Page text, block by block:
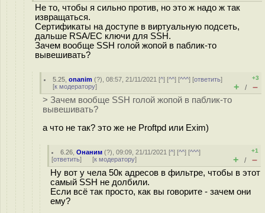
Не то, чтобы я сильно против, но это ж надо ж так
извращаться.
Сертификаты на доступе в виртуальную подсеть,
дальше RSA/EC ключи для SSH.
Зачем вообще SSH голой жопой в паблик-то
вывешивать?
5.25 ,onanim (?), 08:57, 21/11/2021 [^] [^^] [^^^] [ответить]
[к модератору]
+3
+ / –
> Зачем вообще SSH голой жопой в паблик-то
вывешивать?
а что не так? это же не Proftpd или Exim)
6.26 ,Онаним (?), 09:09, 21/11/2021 [^] [^^] [^^^]
[ответить] [к модератору]
+1
+ / –
Ну вот у чела 50к адресов в фильтре, чтобы в этот
самый SSH не долбили.
Если всё так просто, как вы говорите - зачем они
ему?